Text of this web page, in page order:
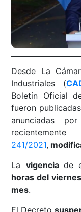
Desde La
Industriales (
Boletín Oficial
fueron
anunciadas
241/2021,
La vigencia de
horas del
mes.